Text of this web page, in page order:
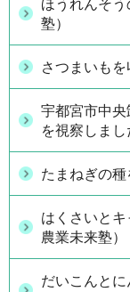
ほうれんそ
塾）
さつまいもを
宇都宮市中
を視察しまし
たまねぎの種
はくさいと
農業未来塾）
だいこんと